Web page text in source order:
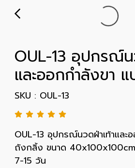
OUL-13 อุปกรณ์น
และออกกำลังขา
SKU : OUL-13
OUL-13 อุปกรณ์นวดฝ่าเท้าและ
ถังกลิ้ง ขนาด
7-15 วัน